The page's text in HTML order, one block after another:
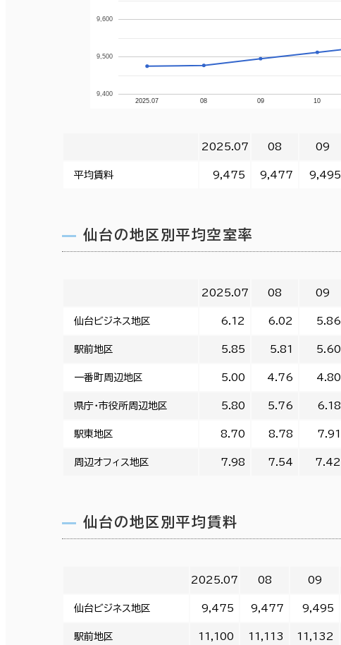
2025.07 08 09 10
9,400
9,500
9,600
2025.07 08 09
平均賃料 9,475 9,477 9,495
仙台の地区別平均空室率
2025.07 08 09
仙台ビジネス地区 6.12 6.02 5.86
駅前地区 5.85 5.81 5.60
一番町周辺地区 5.00 4.76 4.80
県庁・市役所周辺地区 5.80 5.76 6.18
駅東地区 8.70 8.78 7.91
周辺オフィス地区 7.98 7.54 7.42
仙台の地区別平均賃料
2025.07 08 09
仙台ビジネス地区 9,475 9,477 9,495
駅前地区 11,100 11,113 11,132